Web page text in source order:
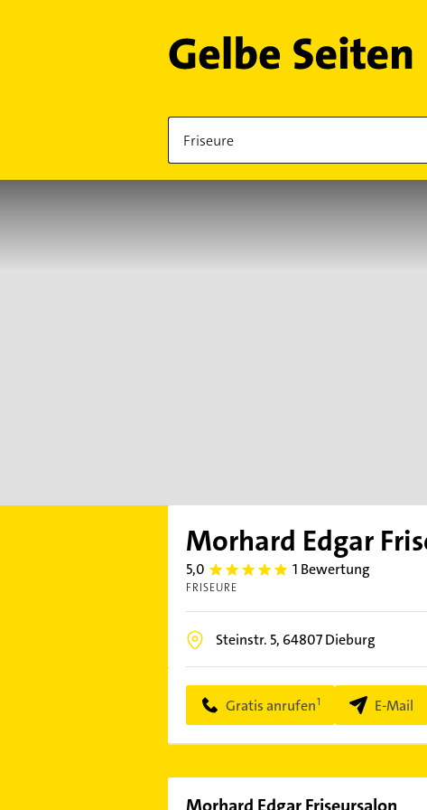
Morhard Edgar
5,0 5.0 1 Bewertung
FRISEURE
Steinstr. 5, 64807Dieburg
Gratis anrufen E-Mail